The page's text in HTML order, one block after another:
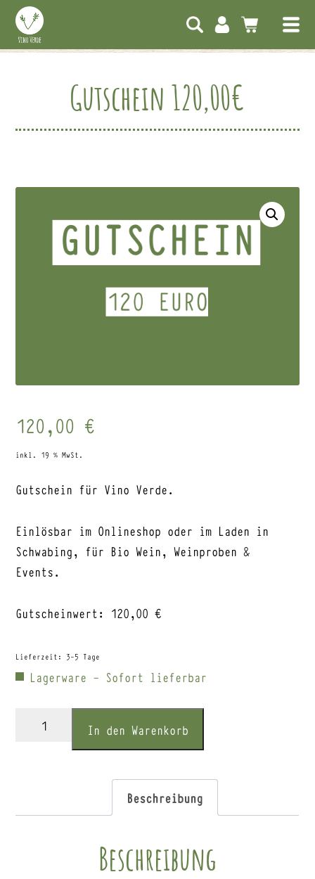
Gutschein 120,00€
120,00 €
inkl. 19 % MwSt.
Gutschein für Vino Verde.
Einlösbar im Onlineshop oder im Laden in
Schwabing, für Bio Wein, Weinproben &
Events.
Gutscheinwert: 120,00 €
Lieferzeit: 3-5 Tage
Lagerware - Sofort lieferbar
Gutschein
In den Warenkorb
Beschreibung
Beschreibung